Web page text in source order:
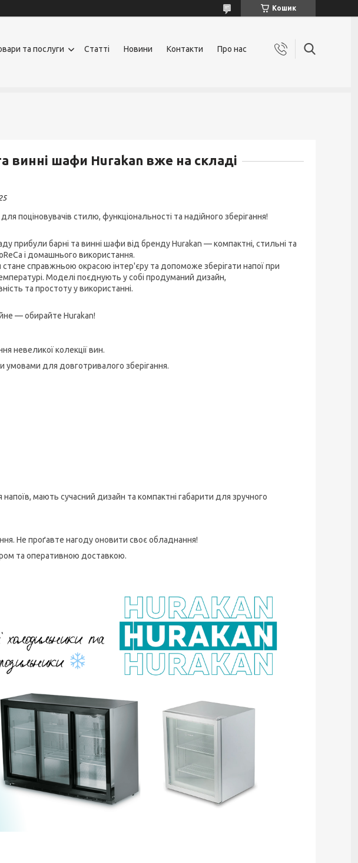
Кошик
та послуги Статті Новини Контакти Про нас
винні шафи Hurakan вже на складі
поціновувачів стилю, функціональності та надійного зберігання!
прибули барні та винні шафи від бренду Hurakan — компактні, стильні та
і домашнього використання.
справжньою окрасою інтер'єру та допоможе зберігати напої при
Моделі поєднують у собі продуманий дизайн,
та простоту у використанні.
— обирайте Hurakan!
невеликої колекції вин.
для довготривалого зберігання.
мають сучасний дизайн та компактні габарити для зручного
Не проґавте нагоду оновити своє обладнання!
та оперативною доставкою.